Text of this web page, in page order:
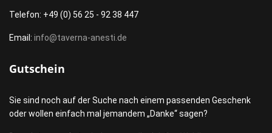
Telefon: +49 (0) 56 25 - 92 38 447
Email: info@taverna-anesti.de
Gutschein
Sie sind noch auf der Suche nach einem passenden Geschenk
oder wollen einfach mal jemandem „Danke“ sagen?